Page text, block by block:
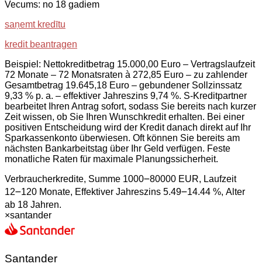
Vecums: no 18 gadiem
saņemt kredītu
kredit beantragen
Beispiel: Nettokreditbetrag 15.000,00 Euro – Vertragslaufzeit
72 Monate – 72 Monatsraten à 272,85 Euro – zu zahlender
Gesamtbetrag 19.645,18 Euro – gebundener Sollzinssatz
9,33 % p. a. – effektiver Jahreszins 9,74 %. S-Kreditpartner
bearbeitet Ihren Antrag sofort, sodass Sie bereits nach kurzer
Zeit wissen, ob Sie Ihren Wunschkredit erhalten. Bei einer
positiven Entscheidung wird der Kredit danach direkt auf Ihr
Sparkassenkonto überwiesen. Oft können Sie bereits am
nächsten Bankarbeitstag über Ihr Geld verfügen. Feste
monatliche Raten für maximale Planungssicherheit.
Verbraucherkredite, Summe 1000౼80000 EUR, Laufzeit
12౼120 Monate, Effektiver Jahreszins 5.49౼14.44 %, Alter
ab 18 Jahren.
×santander
Santander